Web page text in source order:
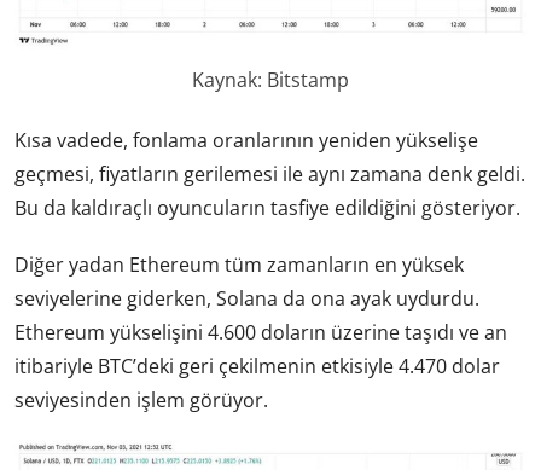
Kaynak: Bitstamp
Kısa vadede, fonlama oranlarının yeniden yükselişe
geçmesi, fiyatların gerilemesi ile aynı zamana denk geldi.
Bu da kaldıraçlı oyuncuların tasfiye edildiğini gösteriyor.
Diğer yadan Ethereum tüm zamanların en yüksek
seviyelerine giderken, Solana da ona ayak uydurdu.
Ethereum yükselişini 4.600 doların üzerine taşıdı ve an
itibariyle BTC’deki geri çekilmenin etkisiyle 4.470 dolar
seviyesinden işlem görüyor.